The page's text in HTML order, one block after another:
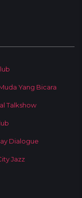
Yang Bicara
Talkshow
Dialogue
Jazz